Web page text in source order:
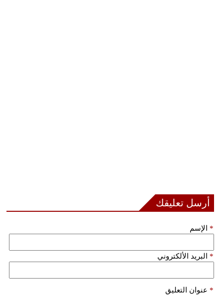
أرسل تعليقك
الإسم *
البريد الألكتروني *
عنوان التعليق *